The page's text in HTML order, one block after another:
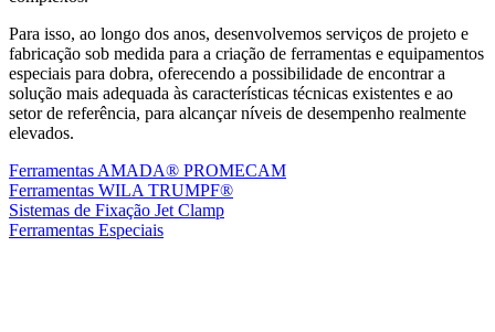
Para isso, ao longo dos anos, desenvolvemos serviços de projeto e
fabricação sob medida para a criação de ferramentas e equipamentos
especiais para dobra, oferecendo a possibilidade de encontrar a
solução mais adequada às características técnicas existentes e ao
setor de referência, para alcançar níveis de desempenho realmente
elevados.
Ferramentas AMADA® PROMECAM
Ferramentas WILA TRUMPF®
Sistemas de Fixação Jet Clamp
Ferramentas Especiais